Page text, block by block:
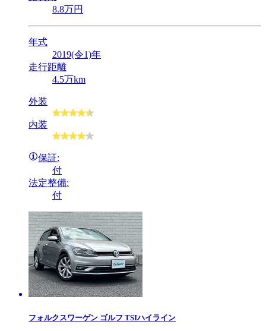
8.8万円
年式
2019(令1)年
走行距離
4.5万km
外装
内装
保証:
付
法定整備:
付
フォルクスワーゲン ゴルフ TSIハイライン